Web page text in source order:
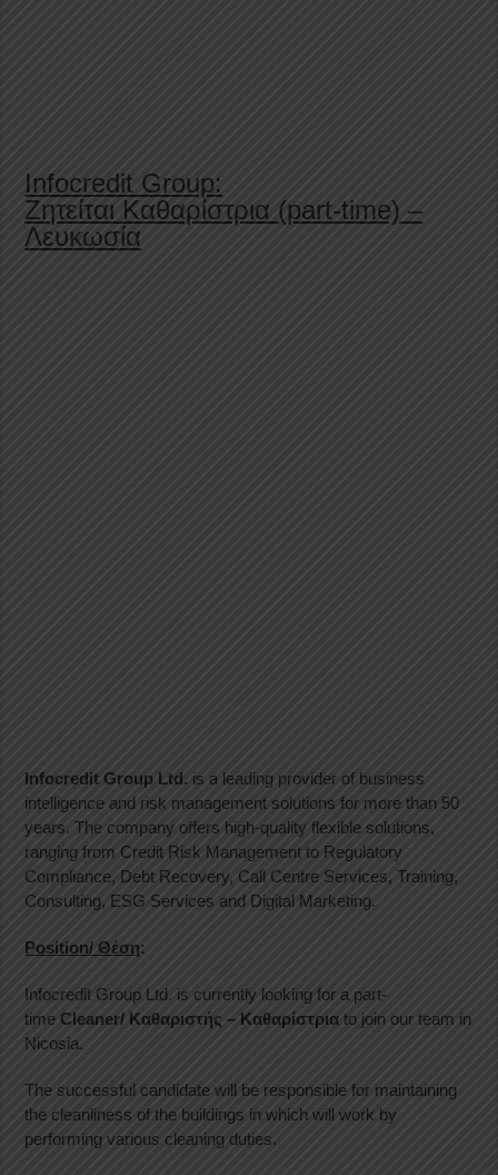
Infocredit Group:
Ζητείται Καθαρίστρια (part-time) –
Λευκωσία
Infocredit Group Ltd. is a leading provider of business
intelligence and risk management solutions for more than 50
years. The company offers high-quality flexible solutions,
ranging from Credit Risk Management to Regulatory
Compliance, Debt Recovery, Call Centre Services, Training,
Consulting, ESG Services and Digital Marketing.
Position/ Θέση:
Infocredit Group Ltd. is currently looking for a part-
time Cleaner/ Καθαριστής – Καθαρίστριαto join our team in
Nicosia.
The successful candidate will be responsible for maintaining
the cleanliness of the buildings in which will work by
performing various cleaning duties.